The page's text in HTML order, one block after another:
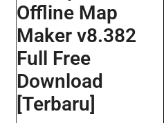
Offline Map
Maker v8.382
Full Free
Download
[Terbaru]